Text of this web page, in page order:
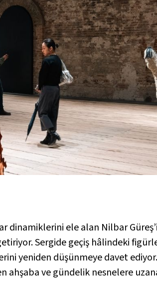
ele alan Nilbar
Sergide geçiş hâlindeki
yeniden düşünmeye davet
ahşaba ve gündelik nesnelere